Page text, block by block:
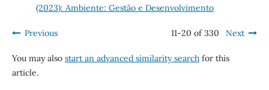
(2023): Ambiente: Gestão e Desenvolvimento
Previous 11-20 of 330 Next
You may also start an advanced similarity searchfor this
article.